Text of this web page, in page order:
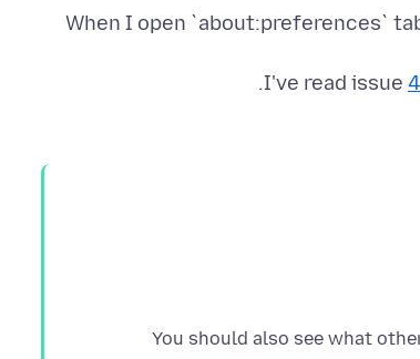
When I open `about:preferences`
I've read issue
You should also see what